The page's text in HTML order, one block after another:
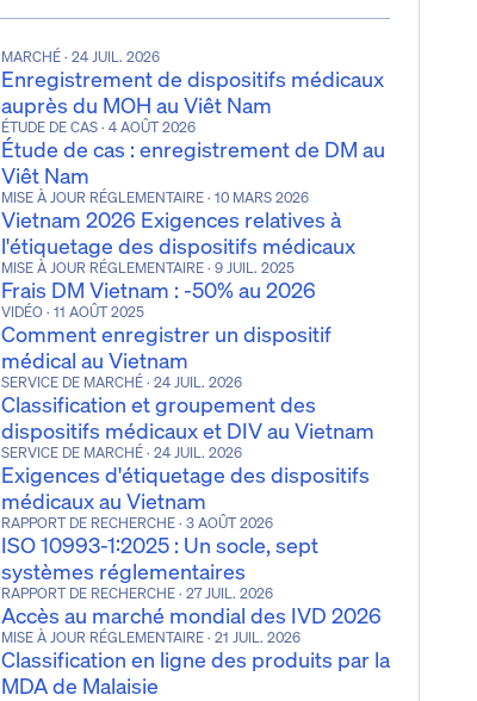
MARCHÉ · 24 JUIL. 2026
Enregistrement de dispositifs médicaux
auprès du MOH au Viêt Nam
ÉTUDE DE CAS · 4 AOÛT 2026
Étude de cas : enregistrement de DM au
Viêt Nam
MISE À JOUR RÉGLEMENTAIRE · 10 MARS 2026
Vietnam 2026 Exigences relatives à
l'étiquetage des dispositifs médicaux
MISE À JOUR RÉGLEMENTAIRE · 9 JUIL. 2025
Frais DM Vietnam : -50% au 2026
VIDÉO · 11 AOÛT 2025
Comment enregistrer un dispositif
médical au Vietnam
SERVICE DE MARCHÉ · 24 JUIL. 2026
Classification et groupement des
dispositifs médicaux et DIV au Vietnam
SERVICE DE MARCHÉ · 24 JUIL. 2026
Exigences d'étiquetage des dispositifs
médicaux au Vietnam
RAPPORT DE RECHERCHE · 3 AOÛT 2026
ISO 10993-1:2025 : Un socle, sept
systèmes réglementaires
RAPPORT DE RECHERCHE · 27 JUIL. 2026
Accès au marché mondial des IVD 2026
MISE À JOUR RÉGLEMENTAIRE · 21 JUIL. 2026
Classification en ligne des produits par la
MDA de Malaisie